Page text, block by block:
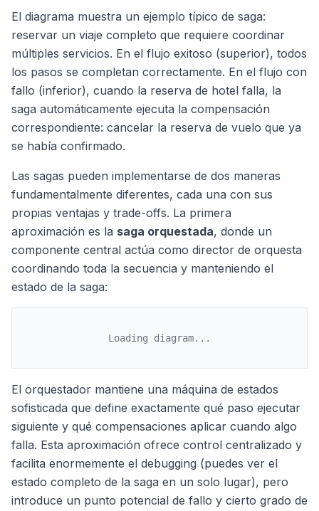
El diagrama muestra un ejemplo típico de saga:
reservar un viaje completo que requiere coordinar
múltiples servicios. En el flujo exitoso (superior), todos
los pasos se completan correctamente. En el flujo con
fallo (inferior), cuando la reserva de hotel falla, la
saga automáticamente ejecuta la compensación
correspondiente: cancelar la reserva de vuelo que ya
se había confirmado.
Las sagas pueden implementarse de dos maneras
fundamentalmente diferentes, cada una con sus
propias ventajas y trade-offs. La primera
aproximación es la saga orquestada, donde un
componente central actúa como director de orquesta
coordinando toda la secuencia y manteniendo el
estado de la saga:
Loading diagram...
El orquestador mantiene una máquina de estados
sofisticada que define exactamente qué paso ejecutar
siguiente y qué compensaciones aplicar cuando algo
falla. Esta aproximación ofrece control centralizado y
facilita enormemente el debugging (puedes ver el
estado completo de la saga en un solo lugar), pero
introduce un punto potencial de fallo y cierto grado de